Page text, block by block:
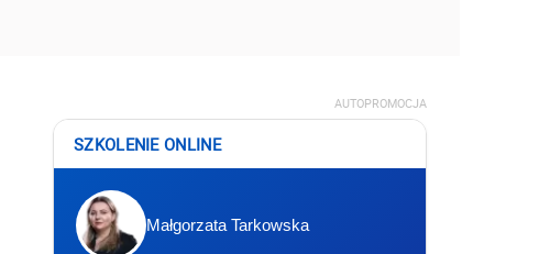
AUTOPROMOCJA
SZKOLENIE ONLINE
Małgorzata Tarkowska